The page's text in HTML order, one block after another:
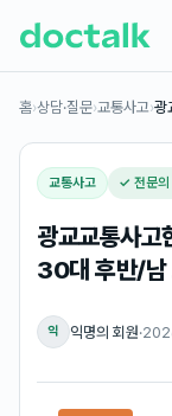
홈›상담·질문›교통사고›광
교통사고 ✓ 전문의
광교교통사고
30대 후반/남
익 익명의 회원·